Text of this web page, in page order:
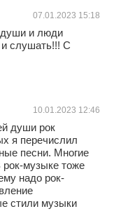
07.01.2023 15:18
души и люди
слушать!!! С
10.01.2023 12:46
души рок
я перечислил
песни. Многие
музыке тоже
надо рок-
стили музыки